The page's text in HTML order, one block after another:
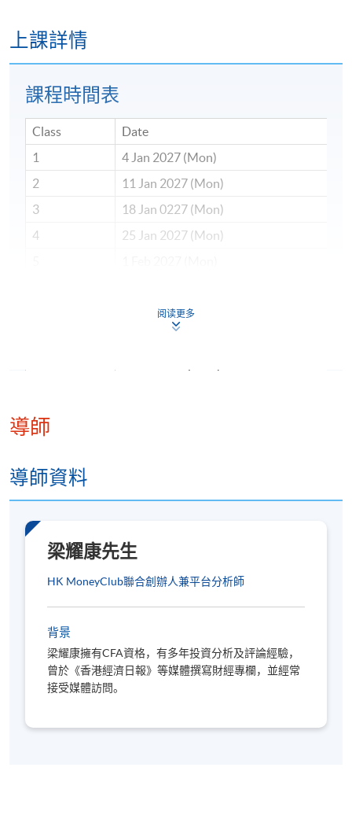
上課詳情
課程時間表
Class
Date
1
4 Jan 2027 (Mon)
2
11 Jan 2027 (Mon)
3
18 Jan 0227 (Mon)
4
25 Jan 2027 (Mon)
22 Feb 2027 (Mon)
11
13
Community College (HPSHCC) Campus
阅读更多
導師
導師資料
梁耀康先生
HK MoneyClub聯合創辦人兼平台分析師
背景
梁耀康擁有CFA資格，有多年投資分析及評論經驗，
曾於《香港經濟日報》等媒體撰寫財經專欄，並經常
接受媒體訪問。